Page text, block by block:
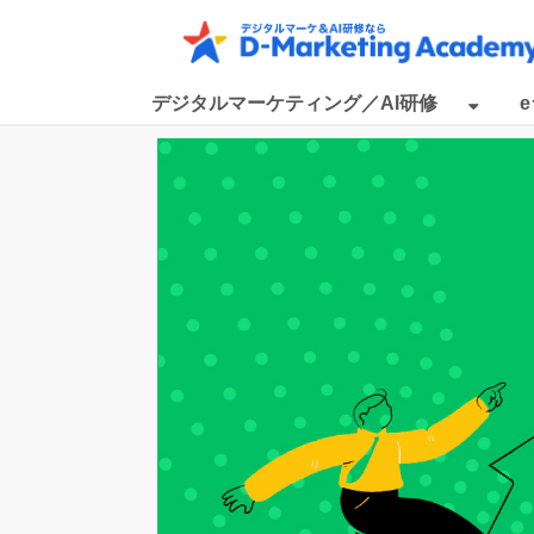
デジタルマーケティング／AI研修 e